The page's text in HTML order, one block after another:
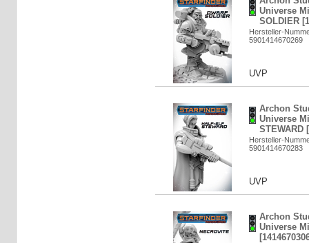
Universe
SOLDIER
Hersteller-
5901414670269
UVP
Archon
Universe
STEWARD
Hersteller-
5901414670283
UVP
Archon
Universe